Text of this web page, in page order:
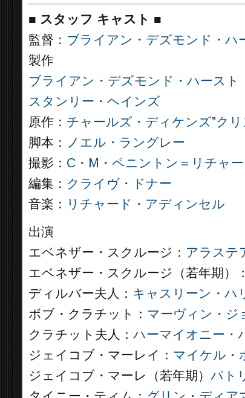
■ スタッフ キャスト ■
監督： ブライアン・デズモンド・ハ
製作
ブライアン・デズモンド・ハースト
スタンリー・ヘインズ
原作： チャールズ・ディケンズ”ク
脚本： ノエル・ラングレー
撮影： C・M・ペニントン＝リチャ
編集： クライヴ・ドナー
音楽： リチャード・アディンセル
出演
エベネザー・スクルージ： アラステ
エベネザー・スクルージ（若年期）：
ディルバー夫人： キャスリーン・ハ
ボブ・クラチット： マーヴィン・ジ
クラチット夫人： ハーマイオニー・
ジェイコブ・マーレイ： マイケル・
ジェイコブ・マーレ（若年期） パト